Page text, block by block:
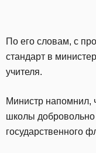
По его словам, с
стандарт в
учителя.
Министр напомнил,
школы
государственного